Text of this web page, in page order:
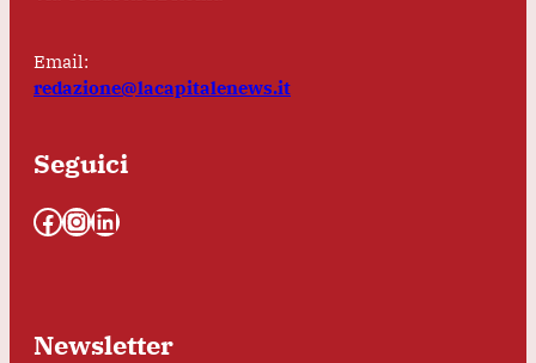
Email:
redazione@lacapitalenews.it
Seguici
Facebook InstagramLinkedIn
Newsletter